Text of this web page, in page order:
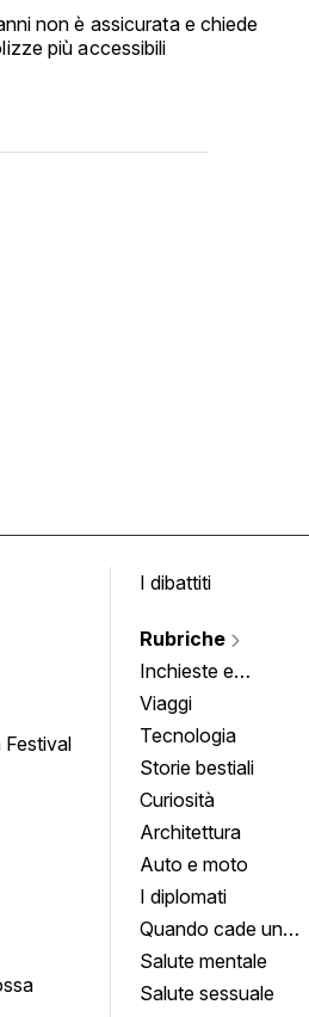
non è assicurata e chiede
più accessibili
Festival
I dibattiti
Rubriche
Inchieste e
approfondimenti
Viaggi
Tecnologia
Storie bestiali
Curiosità
Architettura
Auto e moto
I diplomati
Quando cade un
quadro
Salute mentale
Salute sessuale